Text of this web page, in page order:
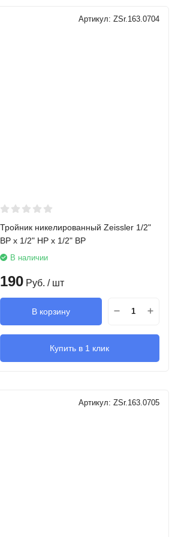
Артикул: ZSr.163.0704
Тройник никелированный Zeissler 1/2"
ВР х 1/2" НР х 1/2" ВР
В наличии
190 Руб. / шт
В корзину
Купить в 1 клик
Артикул: ZSr.163.0705